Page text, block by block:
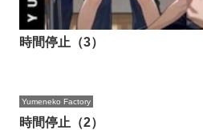
時間停止（3）
Yumeneko Factory
時間停止（2）